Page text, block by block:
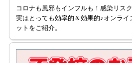
コロナも風邪もインフルも！感染リス
実はとっても効率的＆効果的♪オンライ
ットをご紹介。